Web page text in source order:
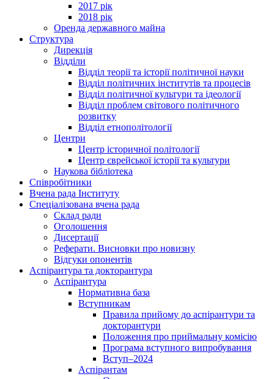
2017 рік
2018 рік
Оренда державного майна
Структура
Дирекція
Відділи
Відділ теорії та історії політичної науки
Відділ політичних інститутів та процесів
Відділ політичної культури та ідеології
Відділ проблем світового політичного
розвитку
Відділ етнополітології
Центри
Центр історичної політології
Центр єврейської історії та культури
Наукова бібліотека
Співробітники
Вчена рада Інституту
Спеціалізована вчена рада
Склад ради
Оголошення
Дисертації
Реферати. Висновки про новизну
Відгуки опонентів
Аспірантура та докторантура
Аспірантура
Нормативна база
Вступникам
Правила прийому до аспірантури та
докторантури
Положення про приймальну комісію
Програма вступного випробування
Вступ–2024
Аспірантам